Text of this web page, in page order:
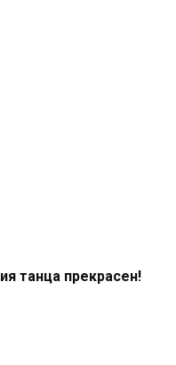
танца прекрасен!